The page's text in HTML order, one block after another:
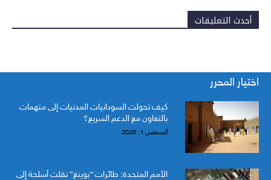
أحدث التعليقات
اختيار المحرر
كيف تحولت السودانيات المدنيات إلى متهمات
بالتعاون مع الدعم السريع؟
أغسطس 1, 2026
الأمم المتحدة: طائرات “بوينغ” نقلت أسلحة إلى